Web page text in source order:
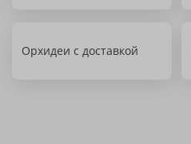
Орхидеи с доставкой